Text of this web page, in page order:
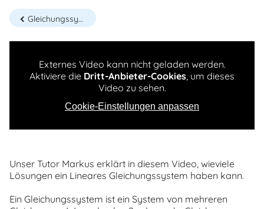
Gleichungssystem
Externes Video kann nicht geladen werden.
Aktiviere die Dritt-Anbieter-Cookies, um dieses
Video zu sehen.
Cookie-Einstellungen anpassen
Unser Tutor Markus erklärt in diesem Video, wieviele
Lösungen ein Lineares Gleichungssystem haben kann.
Ein Gleichungssystem ist ein System von mehreren